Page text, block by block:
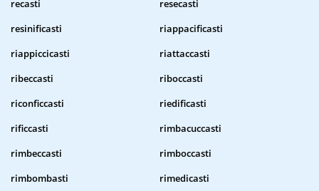
recasti
resecasti
resinificasti
riappacificasti
riappiccicasti
riattaccasti
ribeccasti
riboccasti
riconficcasti
riedificasti
rificcasti
rimbacuccasti
rimbeccasti
rimboccasti
rimbombasti
rimedicasti